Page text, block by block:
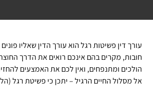
עורך דין פשיטות רגל הוא עורך הדין שאליו
חובות, מקרים בהם אינכם רואים את הדרך
הולכים ומתנפחים, ואין לכם את האמצעים
אל מסלול החיים הרגיל – יתכן כי פשיטת רגל